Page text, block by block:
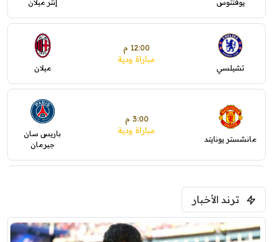
يوفنتوس إنتر ميلان
تشيلسي
12:00 م
مباراة ودية
ميلان
مانشستر يونايتد
3:00 م
مباراة ودية
باريس سان
جيرمان
فرينتسفاروشي
ترند الأخبار